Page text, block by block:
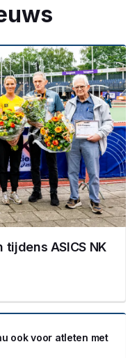
ASICS NK
ook voor atleten met